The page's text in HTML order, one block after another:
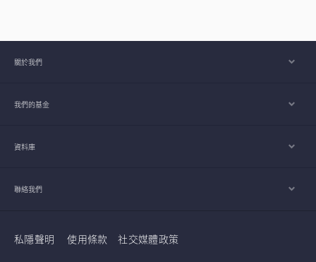
關於我們
我們的基金
資料庫
聯絡我們
私隱聲明 使用條款 社交媒體政策